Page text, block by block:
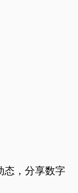
态，分享数字